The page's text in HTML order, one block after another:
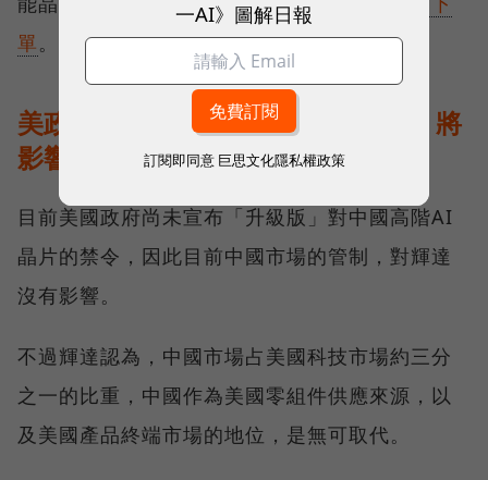
單。
美政府對中國晶片禁令的分寸拿捏，將
影響美商在中國的市場地位
目前美國政府尚未宣布「升級版」對中國高階AI
晶片的禁令，因此目前中國市場的管制，對輝達
沒有影響。
不過輝達認為，中國市場占美國科技市場約三分
之一的比重，中國作為美國零組件供應來源，以
及美國產品終端市場的地位，是無可取代。
一AI》圖解日報
訂閱即同意 巨思文化隱私權政策